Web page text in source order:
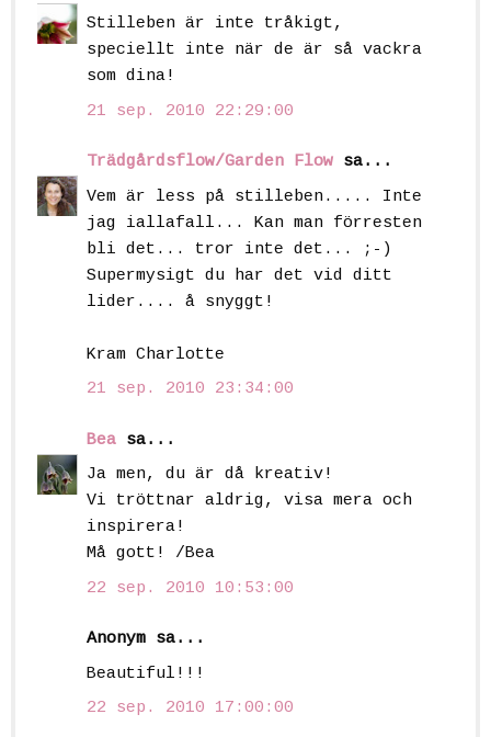
Stilleben är inte tråkigt,
speciellt inte när de är så vackra
som dina!
21 sep. 2010 22:29:00
Trädgårdsflow/Garden Flow sa...
Vem är less på stilleben..... Inte
jag iallafall... Kan man förresten
bli det... tror inte det... ;-)
Supermysigt du har det vid ditt
lider.... å snyggt!
Kram Charlotte
21 sep. 2010 23:34:00
Bea sa...
Ja men, du är då kreativ!
Vi tröttnar aldrig, visa mera och
inspirera!
Må gott! /Bea
22 sep. 2010 10:53:00
Anonym sa...
Beautiful!!!
22 sep. 2010 17:00:00